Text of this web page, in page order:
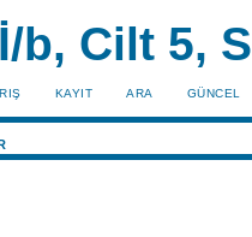
b, Cilt 5,
KAYIT ARA GÜNCEL